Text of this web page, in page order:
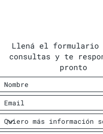
Llená el formulario
consultas y te
pronto